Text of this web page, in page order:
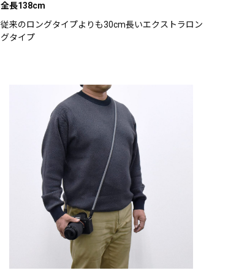
全長138cm
従来のロングタイプよりも30cm長いエクストラロン
グタイプ